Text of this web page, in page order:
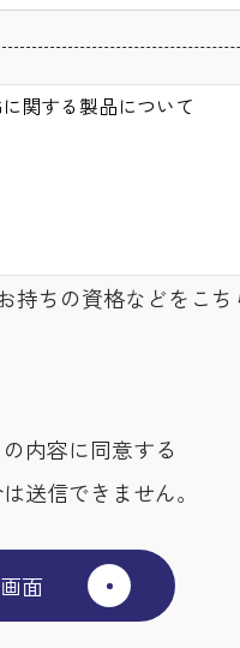
ちの資格などをこち
の内容に同意する
送信できません。